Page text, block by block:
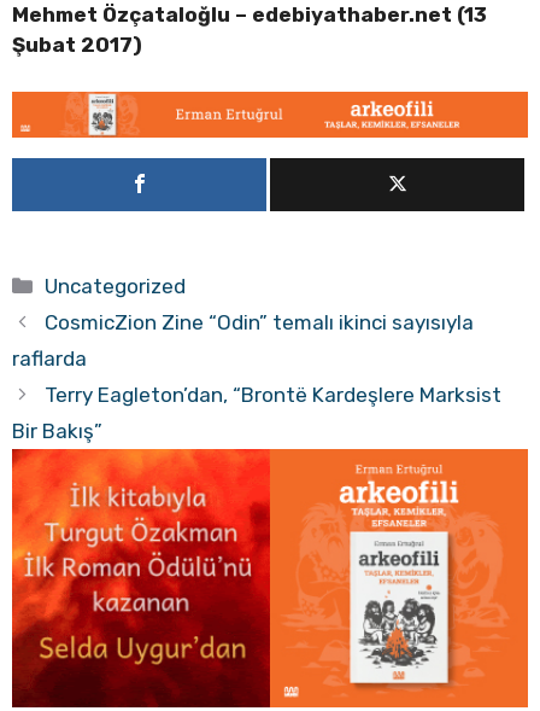
Mehmet Özçataloğlu – edebiyathaber.net (13
Şubat 2017)
Kategoriler
Uncategorized
CosmicZion Zine “Odin” temalı ikinci sayısıyla
raflarda
Terry Eagleton’dan, “Brontë Kardeşlere Marksist
Bir Bakış”